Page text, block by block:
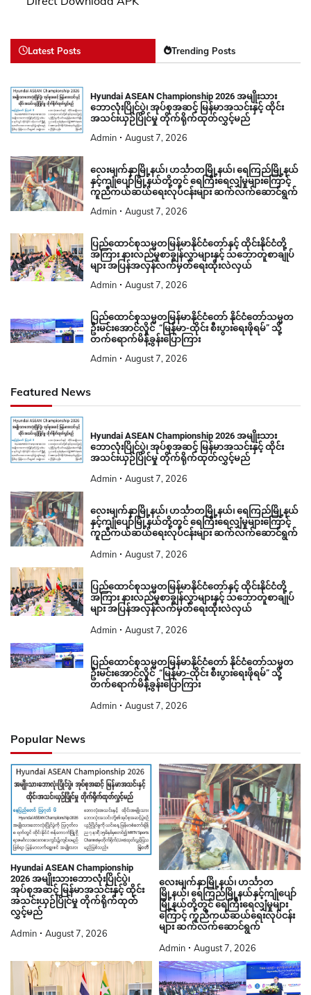
Latest Posts Trending Posts
Hyundai ASEAN Championship 2026 အမျိုးသား
ဘောလုံးပြိုင်ပွဲ၊ အုပ်စုအဆင့် မြန်မာအသင်းနှင့် ထိုင်း
အသင်းယှဉ်ပြိုင်မှု တိုက်ရိုက်ထုတ်လွှင့်မည်
Admin August 7, 2026
လေးမျက်နှာမြို့နယ်၊ ဟင်္သာတမြို့နယ်၊ ရေကြည်မြို့နယ်
နှင့်ကျုံပျော်မြို့နယ်တို့တွင် ရေကြီးရေလျှံမှုများကြောင့်
ကူညီကယ်ဆယ်ရေးလုပ်ငန်းများ ဆက်လက်ဆောင်ရွက်
Admin August 7, 2026
ပြည်ထောင်စုသမ္မတမြန်မာနိုင်ငံတော်နှင့် ထိုင်းနိုင်ငံတို့
အကြား နားလည်မှုစာချွန်လွှာများနှင့် သဘောတူစာချုပ်
များ အပြန်အလှန်လက်မှတ်ရေးထိုးလဲလှယ်
Admin August 7, 2026
ပြည်ထောင်စုသမ္မတမြန်မာနိုင်ငံတော် နိုင်ငံတော်သမ္မတ
ဦးမင်းအောင်လှိုင် “မြန်မာ-ထိုင်း စီးပွားရေးဖိုရမ်” သို့
တက်ရောက်မိန့်ခွန်းပြောကြား
Admin August 7, 2026
Featured News
Hyundai ASEAN Championship 2026 အမျိုးသား
ဘောလုံးပြိုင်ပွဲ၊ အုပ်စုအဆင့် မြန်မာအသင်းနှင့် ထိုင်း
အသင်းယှဉ်ပြိုင်မှု တိုက်ရိုက်ထုတ်လွှင့်မည်
Admin August 7, 2026
လေးမျက်နှာမြို့နယ်၊ ဟင်္သာတမြို့နယ်၊ ရေကြည်မြို့နယ်
နှင့်ကျုံပျော်မြို့နယ်တို့တွင် ရေကြီးရေလျှံမှုများကြောင့်
ကူညီကယ်ဆယ်ရေးလုပ်ငန်းများ ဆက်လက်ဆောင်ရွက်
Admin August 7, 2026
ပြည်ထောင်စုသမ္မတမြန်မာနိုင်ငံတော်နှင့် ထိုင်းနိုင်ငံတို့
အကြား နားလည်မှုစာချွန်လွှာများနှင့် သဘောတူစာချုပ်
များ အပြန်အလှန်လက်မှတ်ရေးထိုးလဲလှယ်
Admin August 7, 2026
ပြည်ထောင်စုသမ္မတမြန်မာနိုင်ငံတော် နိုင်ငံတော်သမ္မတ
ဦးမင်းအောင်လှိုင် “မြန်မာ-ထိုင်း စီးပွားရေးဖိုရမ်” သို့
တက်ရောက်မိန့်ခွန်းပြောကြား
Admin August 7, 2026
Popular News
Hyundai ASEAN Championship
2026 အမျိုးသားဘောလုံးပြိုင်ပွဲ၊
အုပ်စုအဆင့် မြန်မာအသင်းနှင့် ထိုင်း
အသင်းယှဉ်ပြိုင်မှု တိုက်ရိုက်ထုတ်
လွှင့်မည်
Admin August 7, 2026
လေးမျက်နှာမြို့နယ်၊ ဟင်္သာတ
မြို့နယ်၊ ရေကြည်မြို့နယ်နှင့်ကျုံပျော်
မြို့နယ်တို့တွင် ရေကြီးရေလျှံမှုများ
ကြောင့် ကူညီကယ်ဆယ်ရေးလုပ်ငန်း
များ ဆက်လက်ဆောင်ရွက်
Admin August 7, 2026